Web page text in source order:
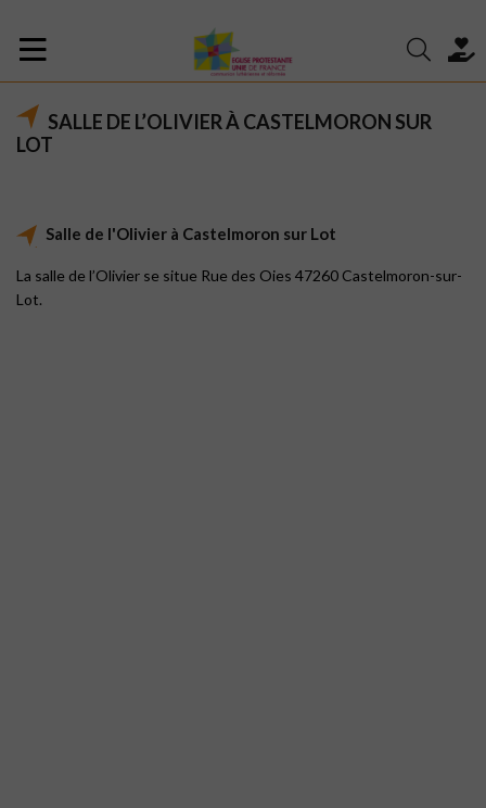
SALLE DE L’OLIVIER À CASTELMORON SUR
LOT
Salle de l'Olivier à Castelmoron sur Lot
La salle de l’Olivier se situe Rue des Oies 47260 Castelmoron-sur-
Lot.